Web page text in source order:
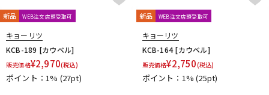
アンプ エフェクター
新品 WEB注文店頭受取可
キョーリツ
KCB-189 [カウベル]
販売価格¥2,970(税込)
ポイント：1% (27pt)
新品 WEB注文店頭受取可
キョーリツ
KCB-164 [カウベル]
販売価格¥2,750(税込)
ポイント：1%(25pt)